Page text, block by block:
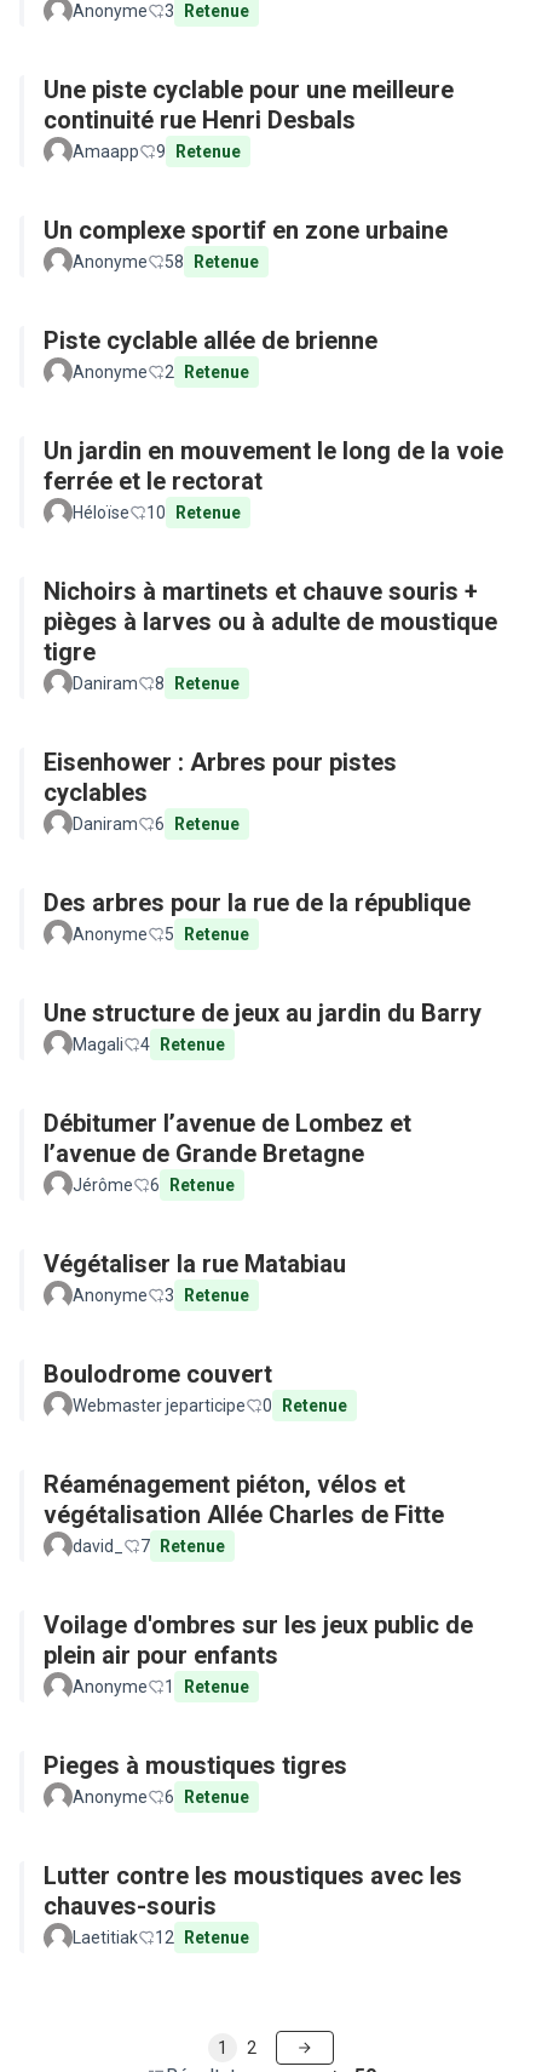
Anonyme 3 Retenue
Une piste cyclable pour une meilleure
continuité rue Henri Desbals
Amaapp 9 Retenue
Un complexe sportif en zone urbaine
Anonyme 58 Retenue
Piste cyclable allée de brienne
Anonyme 2 Retenue
Un jardin en mouvement le long de la voie
ferrée et le rectorat
Héloïse 10 Retenue
Nichoirs à martinets et chauve souris +
pièges à larves ou à adulte de moustique
tigre
Daniram 8 Retenue
Eisenhower : Arbres pour pistes
cyclables
Daniram 6 Retenue
Des arbres pour la rue de la république
Anonyme 5 Retenue
Une structure de jeux au jardin du Barry
Magali 4 Retenue
Débitumer l’avenue de Lombez et
l’avenue de Grande Bretagne
Jérôme 6 Retenue
Végétaliser la rue Matabiau
Anonyme 3 Retenue
Boulodrome couvert
Webmaster jeparticipe 0 Retenue
Réaménagement piéton, vélos et
végétalisation Allée Charles de Fitte
david_ 7 Retenue
Voilage d'ombres sur les jeux public de
plein air pour enfants
Anonyme 1 Retenue
Pieges à moustiques tigres
Anonyme 6 Retenue
Lutter contre les moustiques avec les
chauves-souris
Laetitiak 12 Retenue
1 2